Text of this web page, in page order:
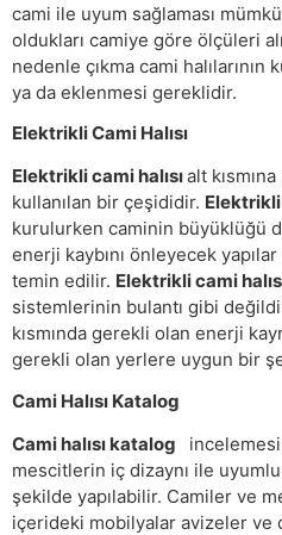
cami ile uyum sağlaması
oldukları camiye göre ölçüleri
nedenle çıkma cami halılarının
ya da eklenmesi gereklidir.
Elektrikli Cami Halısı
Elektrikli cami halısıalt
kullanılan bir çeşididir. Elektrikli
kurulurken caminin büyüklüğü
enerji kaybını önleyecek
temin edilir. Elektrikli cami
sistemlerinin bulantı gibi
kısmında gerekli olan enerji
gerekli olan yerlere uygun bir
Cami Halısı Katalog
Cami halısı katalog
mescitlerin iç dizaynı ile
şekilde yapılabilir. Camiler ve
içerideki mobilyalar avizeler ve